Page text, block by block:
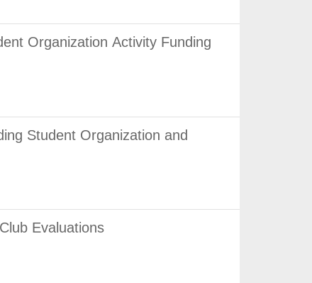
Organization Activity Funding
Student Organization and
Evaluations